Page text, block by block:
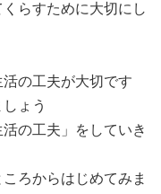
らすために大切にし
活の工夫が大切です
ょう
の工夫」をしていき
ろからはじめてみま